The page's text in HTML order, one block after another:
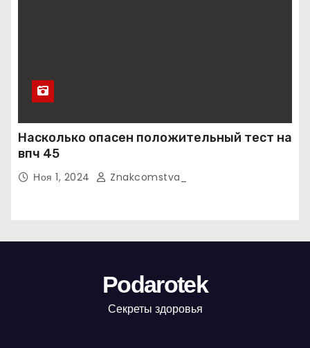
Насколько опасен положительный тест на
впч 45
Ноя 1, 2024 Znakcomstva_
Podarotek
Секреты здоровья